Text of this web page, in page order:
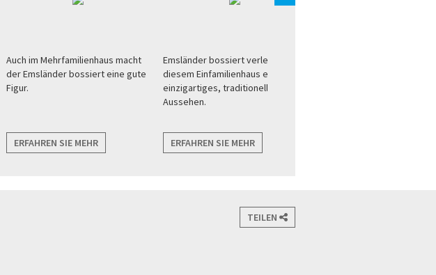
Auch im Mehrfamilienhaus macht
der Emsländer bossiert eine gute
Figur.
ERFAHREN SIE MEHR
Emsländer bossiert verleiht
diesem Einfamilienhaus ein
einzigartiges, traditionelles
Aussehen.
ERFAHREN SIE MEHR
TEILEN